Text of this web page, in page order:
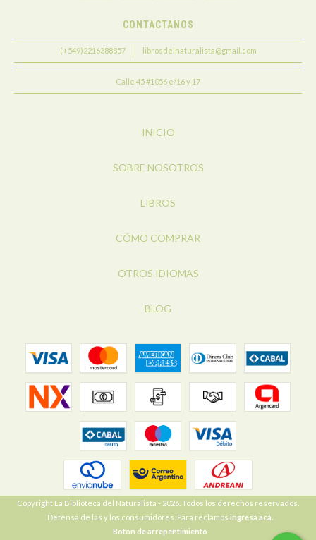
CONTACTANOS
(+549)2216388857 librosdelnaturalista@gmail.com
Calle 45 #1056 e/16 y 17
INICIO
SOBRE NOSOTROS
LIBROS
CÓMO COMPRAR
OTROS IDIOMAS
BLOG
Copyright La Biblioteca del Naturalista - 2026. Todos los derechos reservados.
Defensa de las y los consumidores. Para reclamos ingresá acá.
Botón de arrepentimiento